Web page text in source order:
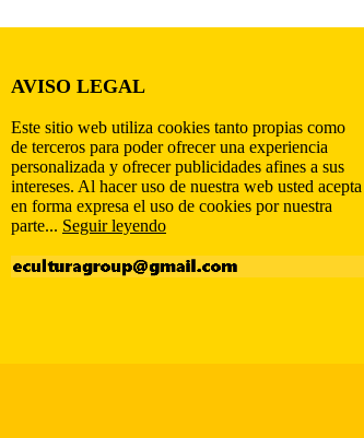
AVISO LEGAL
Este sitio web utiliza cookies tanto propias como
de terceros para poder ofrecer una experiencia
personalizada y ofrecer publicidades afines a sus
intereses. Al hacer uso de nuestra web usted acepta
en forma expresa el uso de cookies por nuestra
parte... Seguir leyendo